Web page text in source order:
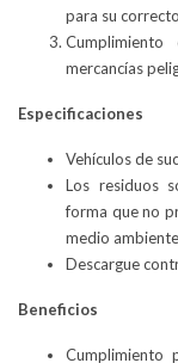
para su
mercancías
Especificaciones
Vehículos de
Los residuos
forma que no
medio
Descargue
Beneficios